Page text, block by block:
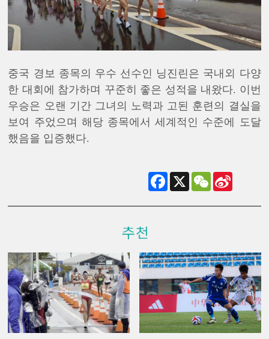
중국 경보 종목의 우수 선수인 닝진린은 국내외 다양
한 대회에 참가하며 꾸준히 좋은 성적을 내왔다. 이번
우승은 오랜 기간 그녀의 노력과 고된 훈련의 결실을
보여 주었으며 해당 종목에서 세계적인 수준에 도달
했음을 입증했다.
Facebook
X WeChat